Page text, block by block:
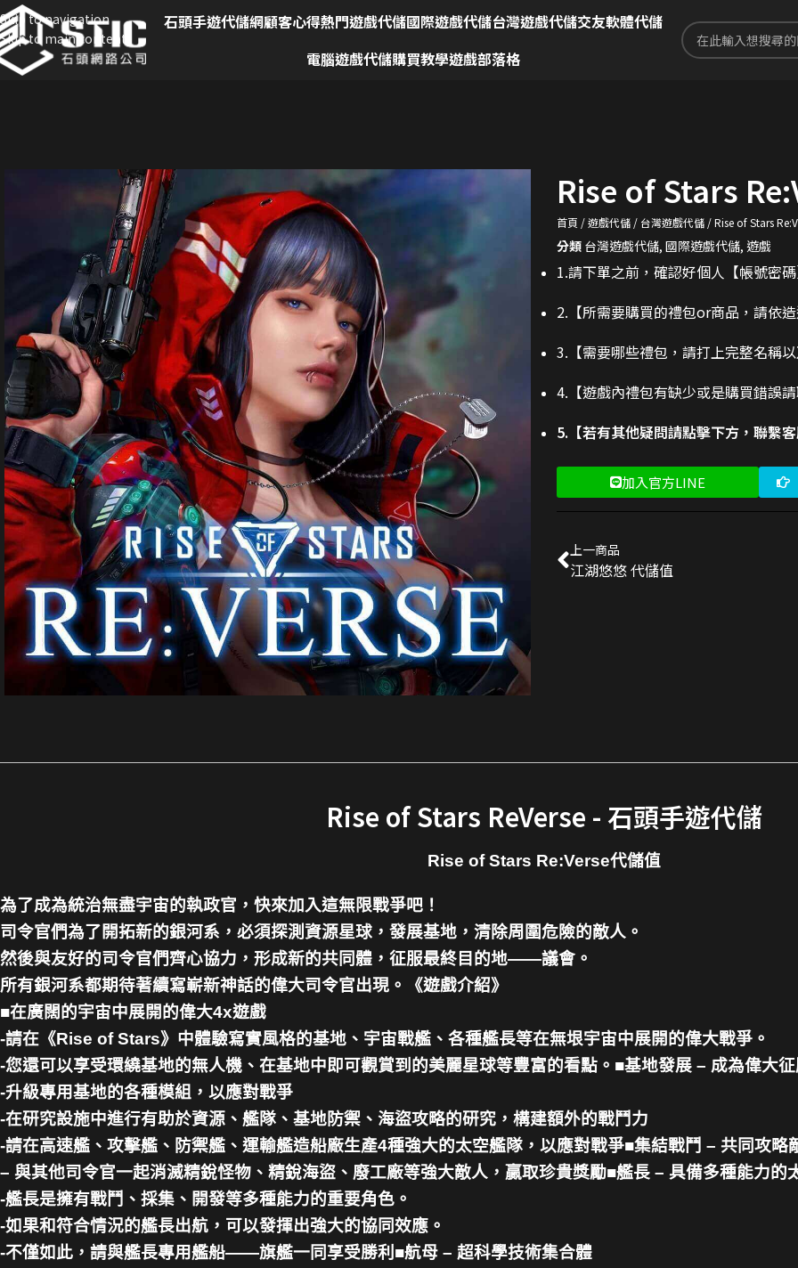
Skip to navigation
Skip to main content
石頭手遊代儲網顧客心得熱門遊戲代儲國際遊戲代儲台灣遊戲代儲交友軟體代儲
電腦遊戲代儲購買教學遊戲部落格
Rise of Stars
首頁 遊戲代儲 台灣遊戲代儲 Rise of Stars
分類 台灣遊戲代儲, 國際遊戲代儲, 遊戲
1.請下單之前，確認好個人【帳號密
2. 【所需要購買的禮包or商品，請依
3. 【需要哪些禮包，請打上完整名稱
4.【遊戲內禮包有缺少或是購買錯誤
5.【若有其他疑問請點擊下方，聯繫
加入官方LINE
上一商品
江湖悠悠 代儲值
Rise of Stars ReVerse - 石頭手遊代儲
Rise of Stars Re:Verse代儲值
為了成為統治無盡宇宙的執政官，快來加入這無限戰爭吧！
司令官們為了開拓新的銀河系，必須探測資源星球，發展基地，清除周圍危險的敵人。
然後與友好的司令官們齊心協力，形成新的共同體，征服最終目的地——議會。
所有銀河系都期待著續寫嶄新神話的偉大司令官出現。《遊戲介紹》
■在廣闊的宇宙中展開的偉大4x遊戲
-請在《Rise of Stars》中體驗寫實風格的基地、宇宙戰艦、各種艦長等在無垠宇宙中展開的偉大戰爭。
-您還可以享受環繞基地的無人機、在基地中即可觀賞到的美麗星球等豐富的看點。■基地發展 – 成為偉大
-升級專用基地的各種模組，以應對戰爭
-在研究設施中進行有助於資源、艦隊、基地防禦、海盜攻略的研究，構建額外的戰鬥力
-請在高速艦、攻擊艦、防禦艦、運輸艦造船廠生產4種強大的太空艦隊，以應對戰爭■集結戰鬥 – 共同攻略
– 與其他司令官一起消滅精銳怪物、精銳海盜、廢工廠等強大敵人，贏取珍貴獎勵■艦長 – 具備多種能力的
-艦長是擁有戰鬥、採集、開發等多種能力的重要角色。
-如果和符合情況的艦長出航，可以發揮出強大的協同效應。
-不僅如此，請與艦長專用艦船——旗艦一同享受勝利■航母 – 超科學技術集合體